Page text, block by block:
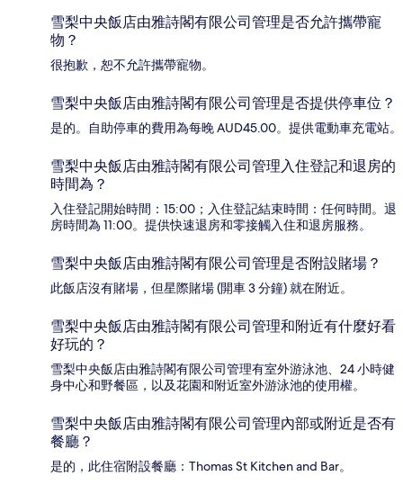
雪梨中央飯店由雅詩閣有限公司管理是否允許攜帶寵
物？
很抱歉，恕不允許攜帶寵物。
雪梨中央飯店由雅詩閣有限公司管理是否提供停車位？
是的。自助停車的費用為每晚 AUD45.00。提供電動車充電站。
雪梨中央飯店由雅詩閣有限公司管理入住登記和退房的
時間為？
入住登記開始時間：15:00；入住登記結束時間：任何時間。退
房時間為 11:00。提供快速退房和零接觸入住和退房服務。
雪梨中央飯店由雅詩閣有限公司管理是否附設賭場？
此飯店沒有賭場，但星際賭場 (開車 3 分鐘) 就在附近。
雪梨中央飯店由雅詩閣有限公司管理和附近有什麼好看
好玩的？
雪梨中央飯店由雅詩閣有限公司管理有室外游泳池、24 小時健
身中心和野餐區，以及花園和附近室外游泳池的使用權。
雪梨中央飯店由雅詩閣有限公司管理內部或附近是否有
餐廳？
是的，此住宿附設餐廳：Thomas St Kitchen and Bar。